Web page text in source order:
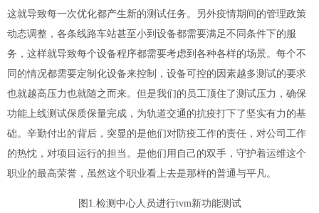
这就导致每一次优化都产生新的测试任务。另外疫情期间的管理政策
动态调整，各条线路车站甚至小到设备都需要满足不同条件下的服
务，这样就导致每个设备程序都需要考虑到各种各样的场景。每个不
同的情况都需要定制化设备来控制，设备可控的因素越多测试的要求
也就越高压力也就随之而来。但是我们的员工顶住了测试压力，确保
功能上线测试保质保量完成，为轨道交通的抗疫打下了坚实有力的基
础。辛勤付出的背后，突显的是他们对防疫工作的责任，对公司工作
的热忱，对项目运行的担当。是他们用自己的双手，守护着运维这个
职业的最高荣誉，虽然这个职业看上去是那样的普通与平凡。
图1.检测中心人员进行tvm新功能测试